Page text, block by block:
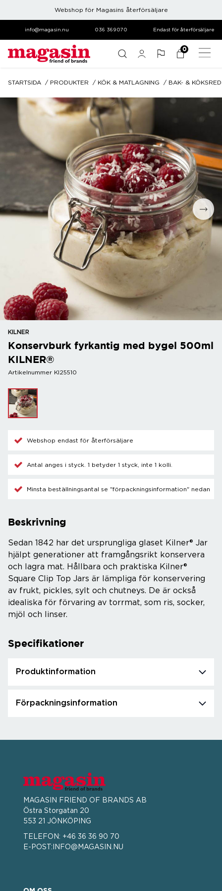
Webshop för Magasins återförsäljare
info@magasin.nu 036 369070 Endast för återförsäljare
0
STARTSIDA PRODUKTER KÖK & MATLAGNING BAK- &
KILNER
Konservburk fyrkantig med bygel 500ml
KILNER®
Artikelnummer KI25510
Webshop endast för återförsäljare
Antal anges i styck. 1 betyder 1 styck, inte 1 kolli.
Minsta beställningsantal se "förpackningsinformation" nedan
Beskrivning
Sedan 1842 har det ursprungliga glaset Kilner® Jar
hjälpt generationer att framgångsrikt konservera
och lagra mat. Hållbara och praktiska Kilner®
Square Clip Top Jars är lämpliga för konservering
av frukt, pickles, sylt och chutneys. De är också
idealiska för förvaring av torrmat, som ris, socker,
mjöl och linser.
Specifikationer
Produktinformation
Förpackningsinformation
MAGASIN FRIEND OF BRANDS AB
Östra Storgatan 20
553 21 JÖNKÖPING
TELEFON: +46 36 36 90 70
E-POST: INFO@MAGASIN.NU